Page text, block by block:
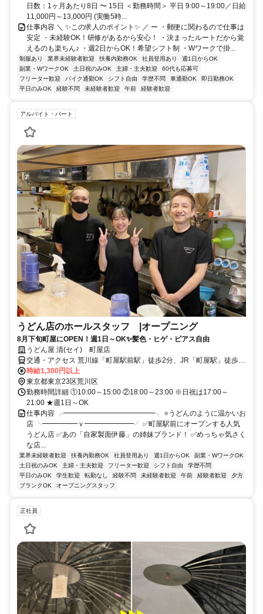
日数：1ヶ月あたり8日 〜 15日 ＜勤務時間＞ 平日 9:00～19:00／日給
11,000円～13,000円 (実働5時...
仕事内容 ＼ ✨この求人のポイント✨ ／ ー ・郵便に関わるので仕事は
安定 ・未経験OK！研修があるから安心！ ・決まったルートだから覚
えるのも楽ちん♪ ・週2日からOK！希望シフト制 ・Wワークで掛...
制服あり 業界未経験者歓迎 扶養内勤務OK 社員登用あり
週1日からOK
副業・WワークOK
土日祝のみOK 主婦・主夫歓迎
60代も応募可
フリーター歓迎
バイク通勤OK シフト自由 学歴不問 車通勤OK
即日勤務OK
平日のみOK
経験不問 未経験者歓迎 午前 経験者歓迎
アルバイト・パート
うどん店のホールスタッフ |オープニング
8月下旬町屋にOPEN！週1日～OK✨髪色・ヒゲ・ピアス自由
うどん屋 清(セイ) 町屋店
交通・アクセス 荒川線「町屋駅前駅」徒歩2分、JR「町屋駅」徒歩1
分、京成「町屋駅」徒歩3分
時給1,300円以上
東京都東京23区荒川区
勤務時間詳細 ①10:00～15:00 ②18:00～23:00 ※日祝は17:00～
21:00 ★週1日～OK
仕事内容 ╭━━━━━━━━━━━━━╮ ⭐うどんのように温かいお
店 ╰━━━━━ｖ━━━━━━━╯ ✅町屋駅前にオープンする人気
うどん店 ✅あの「自家製面伊藤」の姉妹ブランド！ ✅めっちゃ気さく
な店...
業界未経験者歓迎 扶養内勤務OK 社員登用あり 週1日からOK
副業・WワークOK
土日祝のみOK
主婦・主夫歓迎 フリーター歓迎 シフト自由
学歴不問
平日のみOK
学生歓迎 転勤なし 経験不問 未経験者歓迎 午前 経験者歓迎
夕方
ブランクOK
オープニングスタッフ
正社員